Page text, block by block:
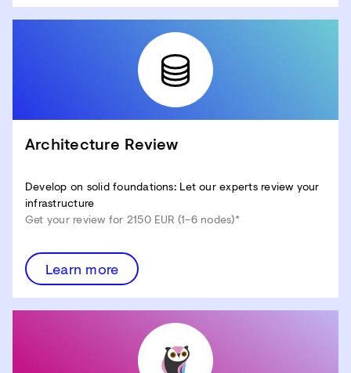
Architecture Review
Develop on solid foundations: Let our experts review your
infrastructure
Get your review for 2150 EUR (1–6 nodes)*
Learn more